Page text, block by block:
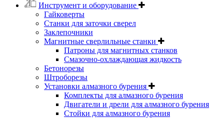
Инструмент и оборудование
Гайковерты
Станки для заточки сверел
Заклепочники
Магнитные сверлильные станки
Патроны для магнитных станков
Смазочно-охлаждающая жидкость
Бетонорезы
Штроборезы
Установки алмазного бурения
Комплекты для алмазного бурения
Двигатели и дрели для алмазного бурения
Стойки для алмазного бурения